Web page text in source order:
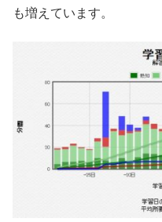
も増えています。